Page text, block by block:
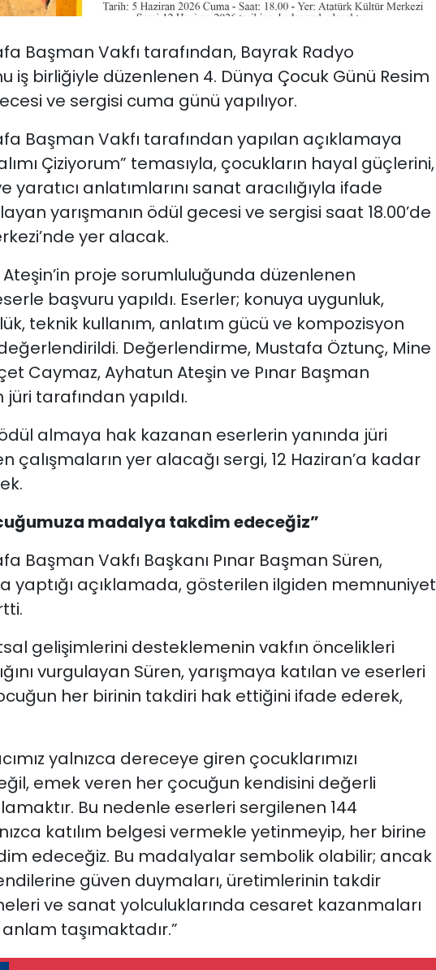
Başman Vakfı tarafından, Bayrak Radyo
iş birliğiyle düzenlenen 4. Dünya Çocuk Günü Resim
ve sergisi cuma günü yapılıyor.
Başman Vakfı tarafından yapılan açıklamaya
Çiziyorum” temasıyla, çocukların hayal güçlerini,
yaratıcı anlatımlarını sanat aracılığıyla ifade
yarışmanın ödül gecesi ve sergisi saat 18.00’de
yer alacak.
proje sorumluluğunda düzenlenen
başvuru yapıldı. Eserler; konuya uygunluk,
teknik kullanım, anlatım gücü ve kompozisyon
Değerlendirme, Mustafa Öztunç, Mine
Caymaz, Ayhatun Ateşin ve Pınar Başman
jüri tarafından yapıldı.
almaya hak kazanan eserlerin yanında jüri
çalışmaların yer alacağı sergi, 12 Haziran’a kadar
madalya takdim edeceğiz”
Başman Vakfı Başkanı Pınar Başman Süren,
yaptığı açıklamada, gösterilen ilgiden memnuniyet
gelişimlerini desteklemenin vakfın öncelikleri
vurgulayan Süren, yarışmaya katılan ve eserleri
her birinin takdiri hak ettiğini ifade ederek,
yalnızca dereceye giren çocuklarımızı
emek veren her çocuğun kendisini değerli
Bu nedenle eserleri sergilenen 144
katılım belgesi vermekle yetinmeyip, her birine
edeceğiz. Bu madalyalar sembolik olabilir; ancak
güven duymaları, üretimlerinin takdir
ve sanat yolculuklarında cesaret kazanmaları
taşımaktadır.”